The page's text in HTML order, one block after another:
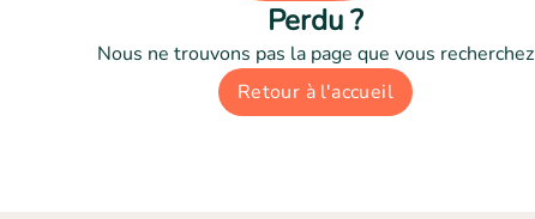
Perdu ?
Nous ne trouvons pas la page que vous recherchez
Retour à l'accueil